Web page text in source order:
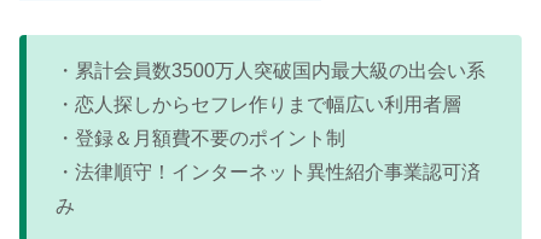
・累計会員数3500万人突破国内最大級の出会い系
・恋人探しからセフレ作りまで幅広い利用者層
・登録＆月額費不要のポイント制
・法律順守！インターネット異性紹介事業認可済
み